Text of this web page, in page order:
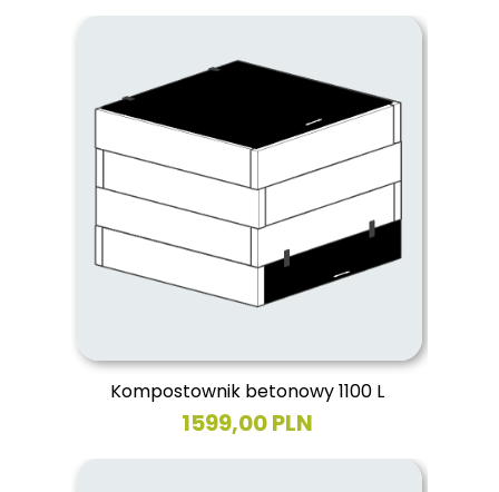
Kompostownik betonowy 1100 L
1599,00 PLN